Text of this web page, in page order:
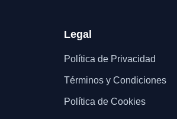
Legal
Política de Privacidad
Términos y Condiciones
Política de Cookies